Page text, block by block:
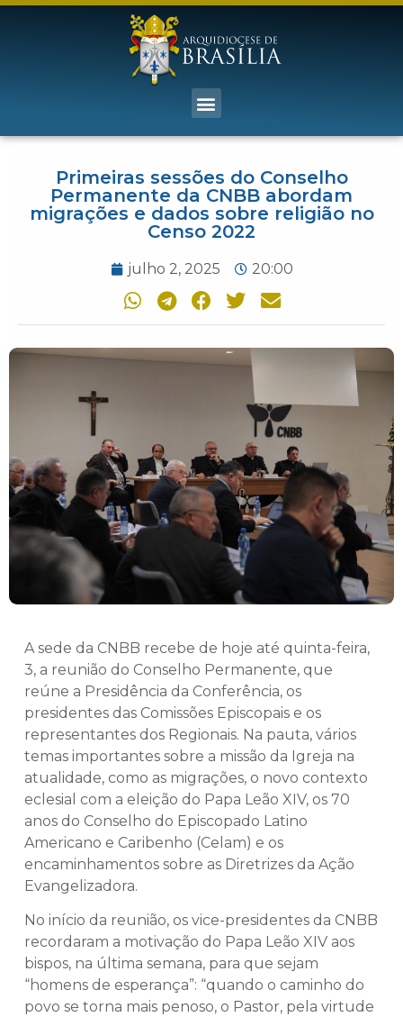
Primeiras sessões do Conselho
Permanente da CNBB abordam
migrações e dados sobre religião no
Censo 2022
julho 2, 2025 20:00
A sede da CNBB recebe de hoje até quinta-feira,
3, a reunião do Conselho Permanente, que
reúne a Presidência da Conferência, os
presidentes das Comissões Episcopais e os
representantes dos Regionais. Na pauta, vários
temas importantes sobre a missão da Igreja na
atualidade, como as migrações, o novo contexto
eclesial com a eleição do Papa Leão XIV, os 70
anos do Conselho do Episcopado Latino
Americano e Caribenho (Celam) e os
encaminhamentos sobre as Diretrizes da Ação
Evangelizadora.
No início da reunião, os vice-presidentes da CNBB
recordaram a motivação do Papa Leão XIV aos
bispos, na última semana, para que sejam
“homens de esperança”: “quando o caminho do
povo se torna mais penoso, o Pastor, pela virtude